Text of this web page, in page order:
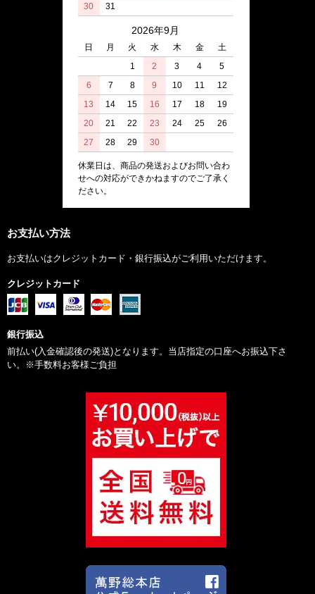
30
31
2026年9月
日 月 火 水 木 金
土
1
2 3 4
5
6
7 8 9 10 11
12
13
14 15 16 17 18
19
20
21 22 23 24 25
26
27
28 29 30
休業日は、商品の発送およびお問い合わ
せへの対応ができかねますのでご了承く
ださい。
お支払い方法
お支払いはクレジットカード・銀行振込がご利用いただけます。
クレジットカード
銀行振込
前払い(入金確認後の発送)となります。当店指定の口座へお振込下さ
い。※手数料お客様ご負担